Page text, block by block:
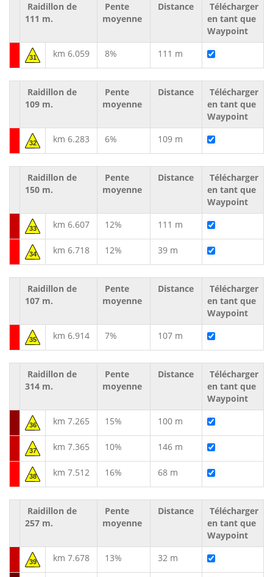
Raidillon de
111 m.
Pente
moyenne
Distance
Télécharger
en tant que
Waypoint
31 km 6.059 8% 111 m
Raidillon de
109 m.
Pente
moyenne
Distance
Télécharger
en tant que
Waypoint
32 km 6.283 6% 109 m
Raidillon de
150 m.
Pente
moyenne
Distance
Télécharger
en tant que
Waypoint
33 km 6.607 12% 111 m
34 km 6.718 12% 39 m
Raidillon de
107 m.
Pente
moyenne
Distance
Télécharger
en tant que
Waypoint
35 km 6.914 7% 107 m
Raidillon de
314 m.
Pente
moyenne
Distance
Télécharger
en tant que
Waypoint
36 km 7.265 15% 100 m
37 km 7.365 10% 146 m
38 km 7.512 16% 68 m
Raidillon de
257 m.
Pente
moyenne
Distance
Télécharger
en tant que
Waypoint
39 km 7.678 13% 32 m